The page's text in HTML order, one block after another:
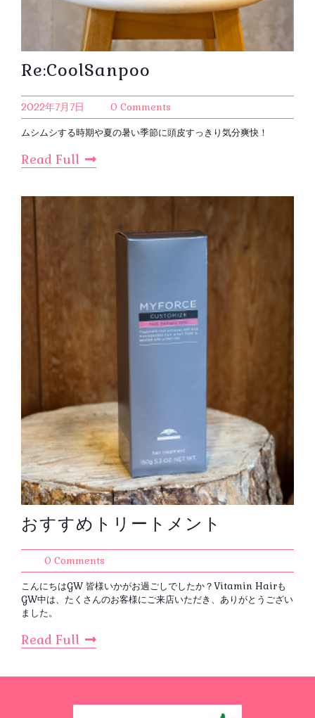
Re:CoolSanpoo
2022年7月7日 0 Comments
ムシムシする時期や夏の暑い季節に頭皮すっきり気分爽快！
Read Full
おすすめトリートメント
0 Comments
こんにちはGW 皆様いかがお過ごしでしたか？Vitamin Hairも
GW中は、たくさんのお客様にご来店いただき、ありがとうござい
ました。
Read Full